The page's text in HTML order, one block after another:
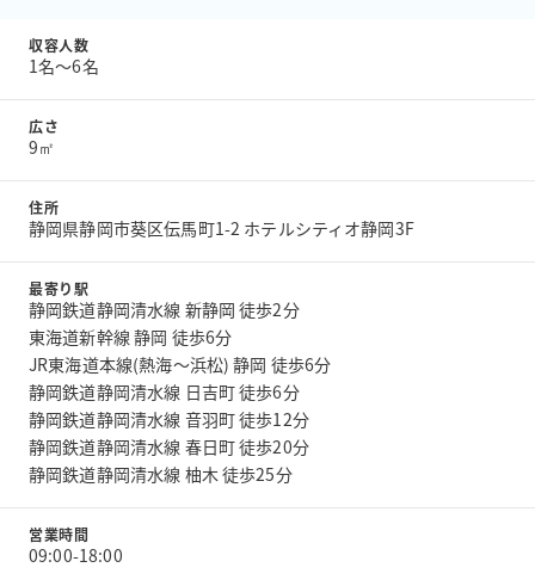
収容人数
1名〜6名
広さ
9㎡
住所
静岡県静岡市葵区伝馬町1-2 ホテルシティオ静岡3F
最寄り駅
静岡鉄道静岡清水線 新静岡 徒歩2分
東海道新幹線 静岡 徒歩6分
JR東海道本線(熱海～浜松) 静岡 徒歩6分
静岡鉄道静岡清水線 日吉町 徒歩6分
静岡鉄道静岡清水線 音羽町 徒歩12分
静岡鉄道静岡清水線 春日町 徒歩20分
静岡鉄道静岡清水線 柚木 徒歩25分
営業時間
09:00-18:00